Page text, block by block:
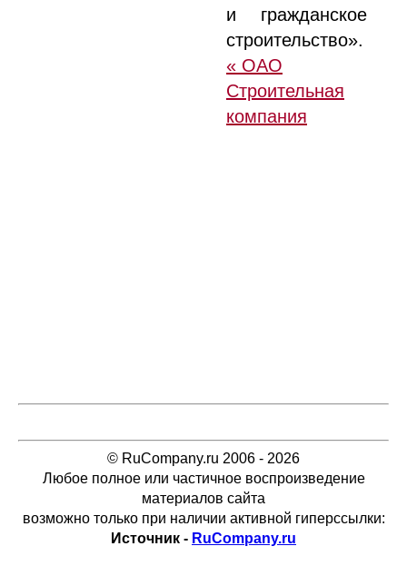
и гражданское
строительство».
« ОАО
Строительная
компания
© RuCompany.ru 2006 - 2026
Любое полное или частичное воспроизведение
материалов сайта
возможно только при наличии активной гиперссылки:
Источник - RuCompany.ru